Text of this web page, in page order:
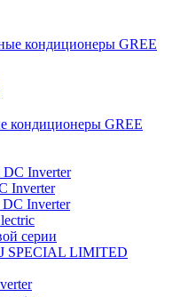
кондиционеры GREE
кондиционеры GREE
Inverter
Inverter
Inverter
серии
SPECIAL LIMITED